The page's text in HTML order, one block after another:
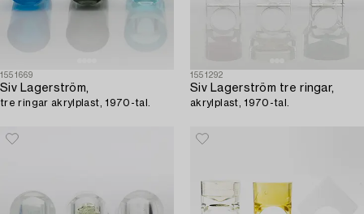
1551669
Siv Lagerström,
tre ringar akrylplast, 1970-tal.
1551292
Siv Lagerström tre ringar,
akrylplast, 1970-tal.